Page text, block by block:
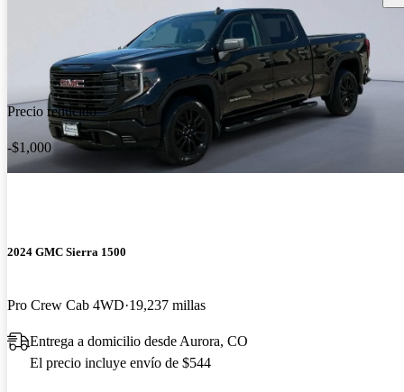
Precio reducido
-$1,000
2024 GMC Sierra 1500
Pro Crew Cab 4WD 19,237 millas
Entrega a domicilio desde Aurora, CO
El precio incluye envío de $544